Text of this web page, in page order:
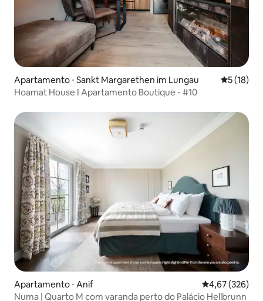
Apartamento ⋅ Sankt Margarethen im Lungau 5 de uma
5 (18)
Hoamat House I Apartamento Boutique - #10
Apartamento ⋅ Anif 4,67 de uma
4,67 (326)
Numa | Quarto M com varanda perto do Palácio Hellbrunn